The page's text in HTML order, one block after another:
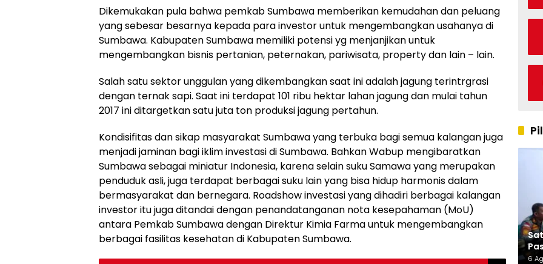
Dikemukakan pula bahwa pemkab Sumbawa memberikan kemudahan dan peluang
yang sebesar besarnya kepada para investor untuk mengembangkan usahanya di
Sumbawa. Kabupaten Sumbawa memiliki potensi yg menjanjikan untuk
mengembangkan bisnis pertanian, peternakan, pariwisata, property dan lain – lain.
Salah satu sektor unggulan yang dikembangkan saat ini adalah jagung terintrgrasi
dengan ternak sapi. Saat ini terdapat 101 ribu hektar lahan jagung dan mulai tahun
2017 ini ditargetkan satu juta ton produksi jagung pertahun.
Kondisifitas dan sikap masyarakat Sumbawa yang terbuka bagi semua kalangan juga
menjadi jaminan bagi iklim investasi di Sumbawa. Bahkan Wabup mengibaratkan
Sumbawa sebagai miniatur Indonesia, karena selain suku Samawa yang merupakan
penduduk asli, juga terdapat berbagai suku lain yang bisa hidup harmonis dalam
bermasyarakat dan bernegara. Roadshow investasi yang dihadiri berbagai kalangan
investor itu juga ditandai dengan penandatanganan nota kesepahaman (MoU)
antara Pemkab Sumbawa dengan Direktur Kimia Farma untuk mengembangkan
berbagai fasilitas kesehatan di Kabupaten Sumbawa.
6